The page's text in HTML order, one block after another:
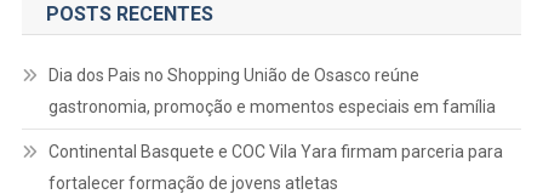
POSTS RECENTES
Dia dos Pais no Shopping União de Osasco reúne
gastronomia, promoção e momentos especiais em família
Continental Basquete e COC Vila Yara firmam parceria para
fortalecer formação de jovens atletas